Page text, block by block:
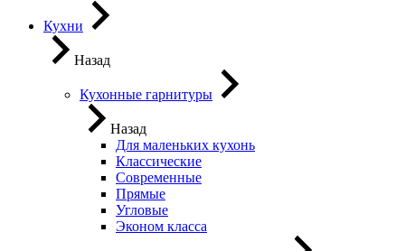
Кухни
Назад
Кухонные гарнитуры
Назад
Для маленьких кухонь
Классические
Современные
Прямые
Угловые
Эконом класса